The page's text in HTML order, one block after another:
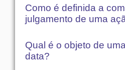
Como é definida a
julgamento de uma
Qual é o objeto de
data?